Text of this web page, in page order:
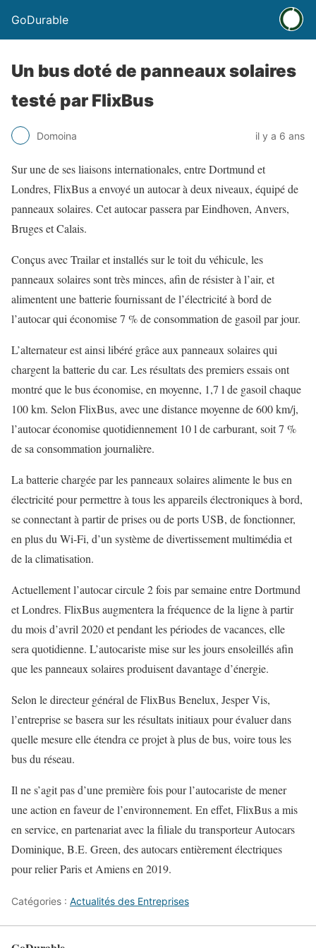
GoDurable
Un bus doté de panneaux solaires
testé par FlixBus
Domoina il y a 6 ans
Sur une de ses liaisons internationales, entre Dortmund et
Londres, FlixBus a envoyé un autocar à deux niveaux, équipé de
panneaux solaires. Cet autocar passera par Eindhoven, Anvers,
Bruges et Calais.
Conçus avec Trailar et installés sur le toit du véhicule, les
panneaux solaires sont très minces, afin de résister à l’air, et
alimentent une batterie fournissant de l’électricité à bord de
l’autocar qui économise 7 % de consommation de gasoil par jour.
L’alternateur est ainsi libéré grâce aux panneaux solaires qui
chargent la batterie du car. Les résultats des premiers essais ont
montré que le bus économise, en moyenne, 1,7 l de gasoil chaque
100 km. Selon FlixBus, avec une distance moyenne de 600 km/j,
l’autocar économise quotidiennement 10 l de carburant, soit 7 %
de sa consommation journalière.
La batterie chargée par les panneaux solaires alimente le bus en
électricité pour permettre à tous les appareils électroniques à bord,
se connectant à partir de prises ou de ports USB, de fonctionner,
en plus du Wi-Fi, d’un système de divertissement multimédia et
de la climatisation.
Actuellement l’autocar circule 2 fois par semaine entre Dortmund
et Londres. FlixBus augmentera la fréquence de la ligne à partir
du mois d’avril 2020 et pendant les périodes de vacances, elle
sera quotidienne. L’autocariste mise sur les jours ensoleillés afin
que les panneaux solaires produisent davantage d’énergie.
Selon le directeur général de FlixBus Benelux, Jesper Vis,
l’entreprise se basera sur les résultats initiaux pour évaluer dans
quelle mesure elle étendra ce projet à plus de bus, voire tous les
bus du réseau.
Il ne s’agit pas d’une première fois pour l’autocariste de mener
une action en faveur de l’environnement. En effet, FlixBus a mis
en service, en partenariat avec la filiale du transporteur Autocars
Dominique, B.E. Green, des autocars entièrement électriques
pour relier Paris et Amiens en 2019.
Catégories : Actualités des Entreprises